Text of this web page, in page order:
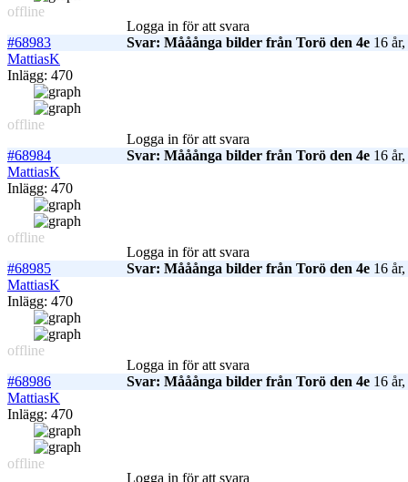
offline
Logga in för att svara
#68983
Svar: Mååånga bilder från Torö den 4e 16
MattiasK
Inlägg: 470
offline
Logga in för att svara
#68984
Svar: Mååånga bilder från Torö den 4e 16
MattiasK
Inlägg: 470
offline
Logga in för att svara
#68985
Svar: Mååånga bilder från Torö den 4e 16
MattiasK
Inlägg: 470
offline
Logga in för att svara
#68986
Svar: Mååånga bilder från Torö den 4e 16
MattiasK
Inlägg: 470
offline
Logga in för att svara